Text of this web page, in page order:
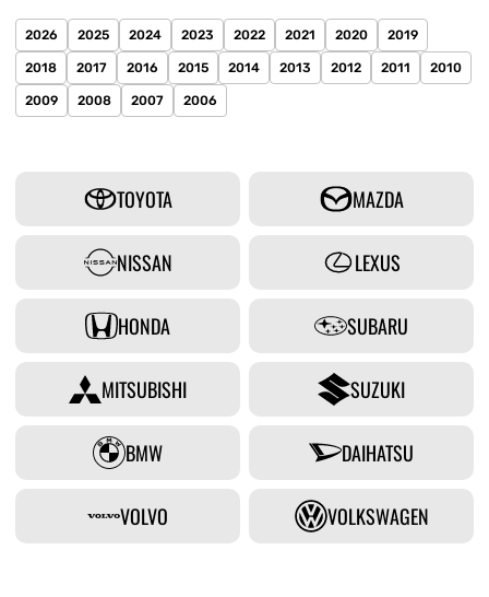
2026 2025 2024 2023 2022 2021 2020 2019
2018 2017 2016 2015 2014 2013 2012 2011 2010
2009 2008 2007 2006
TOYOTA MAZDA
NISSAN LEXUS
HONDA SUBARU
MITSUBISHI SUZUKI
BMW DAIHATSU
VOLVO VOLKSWAGEN